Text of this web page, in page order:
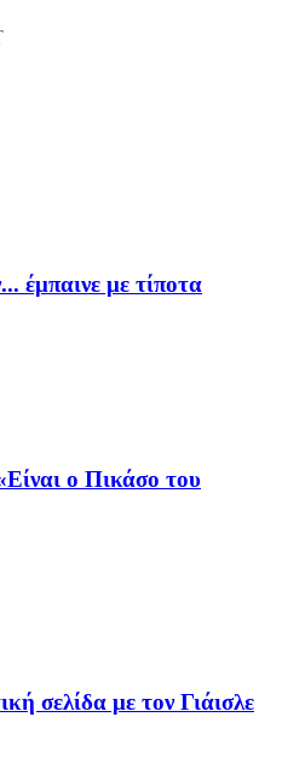
έμπαινε με τίποτα
ο Πικάσο του
σελίδα με τον Γιάισλε